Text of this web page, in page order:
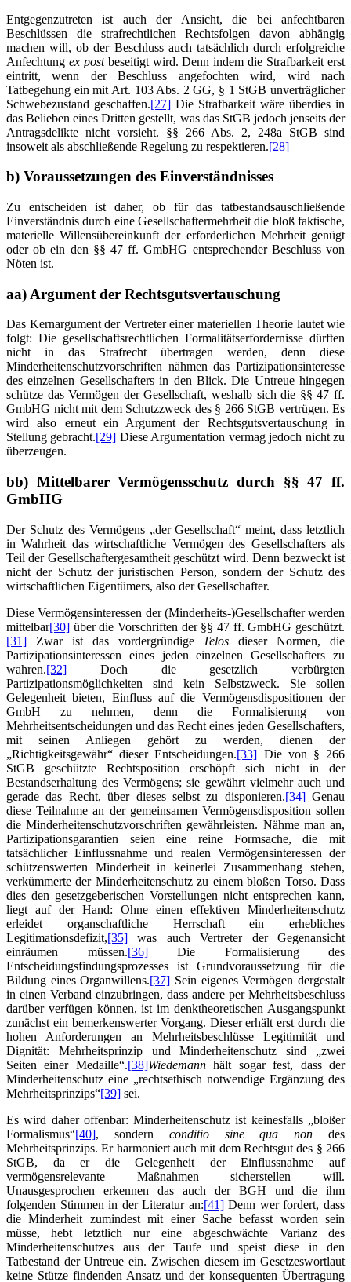
Entgegenzutreten ist auch der Ansicht, die bei anfechtbaren
Beschlüssen die strafrechtlichen Rechtsfolgen davon abhängig
machen will, ob der Beschluss auch tatsächlich durch erfolgreiche
Anfechtung ex postbeseitigt wird. Denn indem die Strafbarkeit erst
eintritt, wenn der Beschluss angefochten wird, wird nach
Tatbegehung ein mit Art. 103 Abs. 2 GG, § 1 StGB unverträglicher
Schwebezustand geschaffen.[27] Die Strafbarkeit wäre überdies in
das Belieben eines Dritten gestellt, was das StGB jedoch jenseits der
Antragsdelikte nicht vorsieht. §§ 266 Abs. 2, 248a StGB sind
insoweit als abschließende Regelung zu respektieren.[28]
b) Voraussetzungen des Einverständnisses
Zu entscheiden ist daher, ob für das tatbestandsauschließende
Einverständnis durch eine Gesellschaftermehrheit die bloß faktische,
materielle Willensübereinkunft der erforderlichen Mehrheit genügt
oder ob ein den §§ 47 ff. GmbHG entsprechender Beschluss von
Nöten ist.
aa) Argument der Rechtsgutsvertauschung
Das Kernargument der Vertreter einer materiellen Theorie lautet wie
folgt: Die gesellschaftsrechtlichen Formalitätserfordernisse dürften
nicht in das Strafrecht übertragen werden, denn diese
Minderheitenschutzvorschriften nähmen das Partizipationsinteresse
des einzelnen Gesellschafters in den Blick. Die Untreue hingegen
schütze das Vermögen der Gesellschaft, weshalb sich die §§ 47 ff.
GmbHG nicht mit dem Schutzzweck des § 266 StGB vertrügen. Es
wird also erneut ein Argument der Rechtsgutsvertauschung in
Stellung gebracht.[29] Diese Argumentation vermag jedoch nicht zu
überzeugen.
bb) Mittelbarer Vermögensschutz durch §§ 47 ff.
GmbHG
Der Schutz des Vermögens „der Gesellschaft“ meint, dass letztlich
in Wahrheit das wirtschaftliche Vermögen des Gesellschafters als
Teil der Gesellschaftergesamtheit geschützt wird. Denn bezweckt ist
nicht der Schutz der juristischen Person, sondern der Schutz des
wirtschaftlichen Eigentümers, also der Gesellschafter.
Diese Vermögensinteressen der (Minderheits-)Gesellschafter werden
mittelbar[30] über die Vorschriften der §§ 47 ff. GmbHG geschützt.
[31] Zwar ist das vordergründige Telos dieser Normen, die
Partizipationsinteressen eines jeden einzelnen Gesellschafters zu
wahren.[32] Doch die gesetzlich verbürgten
Partizipationsmöglichkeiten sind kein Selbstzweck. Sie sollen
Gelegenheit bieten, Einfluss auf die Vermögensdispositionen der
GmbH zu nehmen, denn die Formalisierung von
Mehrheitsentscheidungen und das Recht eines jeden Gesellschafters,
mit seinen Anliegen gehört zu werden, dienen der
„Richtigkeitsgewähr“ dieser Entscheidungen.[33] Die von § 266
StGB geschützte Rechtsposition erschöpft sich nicht in der
Bestandserhaltung des Vermögens; sie gewährt vielmehr auch und
gerade das Recht, über dieses selbst zu disponieren.[34]Genau
diese Teilnahme an der gemeinsamen Vermögensdisposition sollen
die Minderheitenschutzvorschriften gewährleisten. Nähme man an,
Partizipationsgarantien seien eine reine Formsache, die mit
tatsächlicher Einflussnahme und realen Vermögensinteressen der
schützenswerten Minderheit in keinerlei Zusammenhang stehen,
verkümmerte der Minderheitenschutz zu einem bloßen Torso. Dass
dies den gesetzgeberischen Vorstellungen nicht entsprechen kann,
liegt auf der Hand: Ohne einen effektiven Minderheitenschutz
erleidet organschaftliche Herrschaft ein erhebliches
Legitimationsdefizit,[35] was auch Vertreter der Gegenansicht
einräumen müssen.[36]Die Formalisierung des
Entscheidungsfindungsprozesses ist Grundvoraussetzung für die
Bildung eines Organwillens.[37] Sein eigenes Vermögen dergestalt
in einen Verband einzubringen, dass andere per Mehrheitsbeschluss
darüber verfügen können, ist im denktheoretischen Ausgangspunkt
zunächst ein bemerkenswerter Vorgang. Dieser erhält erst durch die
hohen Anforderungen an Mehrheitsbeschlüsse Legitimität und
Dignität: Mehrheitsprinzip und Minderheitenschutz sind „zwei
Seiten einer Medaille“.[38]Wiedemannhält sogar fest, dass der
Minderheitenschutz eine „rechtsethisch notwendige Ergänzung des
Mehrheitsprinzips“[39] sei.
Es wird daher offenbar: Minderheitenschutz ist keinesfalls „bloßer
Formalismus“[40], sondern conditio sine qua non des
Mehrheitsprinzips. Er harmoniert auch mit dem Rechtsgut des § 266
StGB, da er die Gelegenheit der Einflussnahme auf
vermögensrelevante Maßnahmen sicherstellen will.
Unausgesprochen erkennen das auch der BGH und die ihm
folgenden Stimmen in der Literatur an:[41]Denn wer fordert, dass
die Minderheit zumindest mit einer Sache befasst worden sein
müsse, hebt letztlich nur eine abgeschwächte Varianz des
Minderheitenschutzes aus der Taufe und speist diese in den
Tatbestand der Untreue ein. Zwischen diesem im Gesetzeswortlaut
keine Stütze findenden Ansatz und der konsequenten Übertragung